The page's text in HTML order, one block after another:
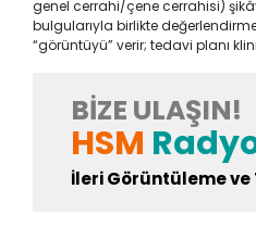
BIZE ULAŞIN!
HSM
İleri Görüntüleme ve
genel cerrahi/çene cerrahisi)
bulgularıyla birlikte
“görüntüyü” verir; tedavi planı